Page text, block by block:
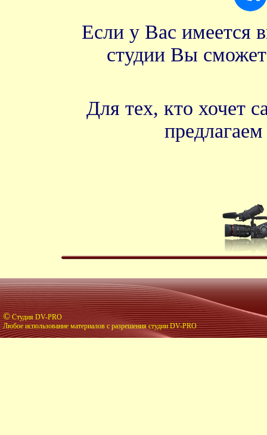
Если у Вас имеется
студии Вы
Для тех, кто хочет
©Студия DV-PRO
Любое использование материалов с разрешения студии DV-PRO